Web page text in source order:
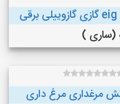
مرغداری مرغ داری